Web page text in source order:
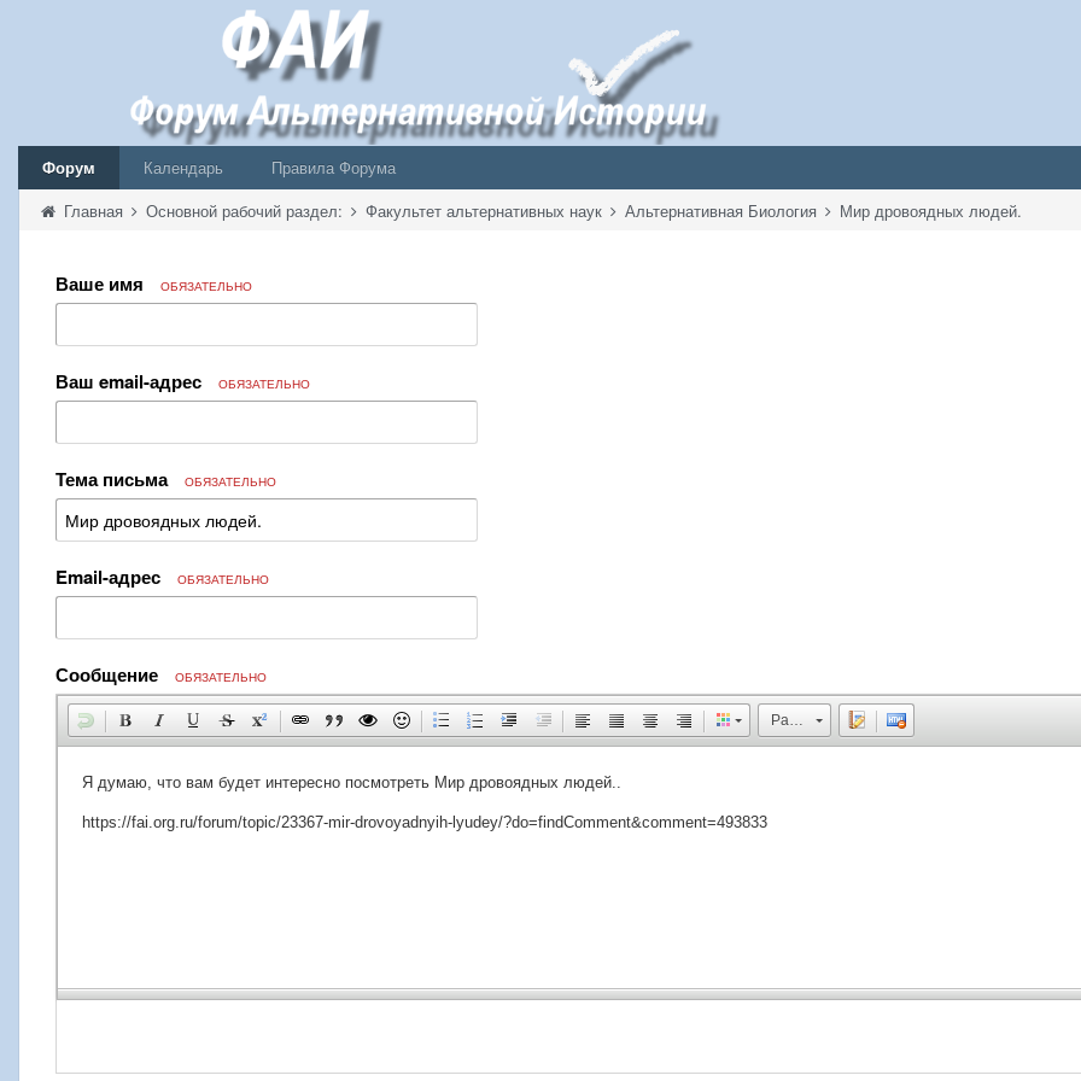
Форум Календарь
Правила Форума
Главная Основной рабочий раздел: Факультет альтернативных наук Альтернативная Биология Мир дровоядных людей.
Ваше имя ОБЯЗАТЕЛЬНО
Ваш email-адрес ОБЯЗАТЕЛЬНО
Тема письма ОБЯЗАТЕЛЬНО
Email-адрес ОБЯЗАТЕЛЬНО
Сообщение ОБЯЗАТЕЛЬНО
Размер